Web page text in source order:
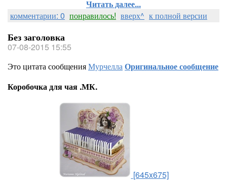
Читать далее...
комментарии: 0 понравилось! вверх^ к полной версии
Без заголовка
07-08-2015 15:55
Это цитата сообщенияМурчеллаОригинальное сообщение
Коробочка для чая .МК.
[645x675]